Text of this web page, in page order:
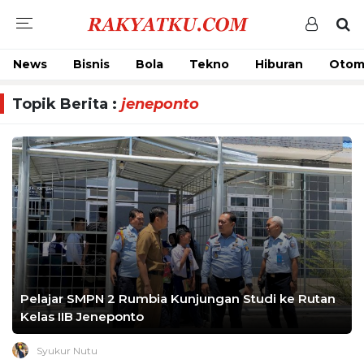
News Bisnis Bola Tekno Hiburan
Topik Berita : jeneponto
Pelajar SMPN 2 Rumbia Kunjungan Studi ke Rutan
Kelas IIB Jeneponto
Syukur Nutu